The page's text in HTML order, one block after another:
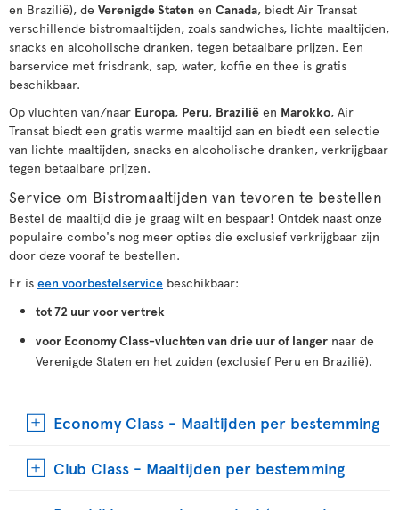
en Brazilië), de Verenigde Staten en Canada, biedt Air Transat
verschillende bistromaaltijden, zoals sandwiches, lichte maaltijden,
snacks en alcoholische dranken, tegen betaalbare prijzen. Een
barservice met frisdrank, sap, water, koffie en thee is gratis
beschikbaar.
Op vluchten van/naar Europa, Peru, Brazilië en Marokko, Air
Transat biedt een gratis warme maaltijd aan en biedt een selectie
van lichte maaltijden, snacks en alcoholische dranken, verkrijgbaar
tegen betaalbare prijzen.
Service om Bistromaaltijden van tevoren te bestellen
Bestel de maaltijd die je graag wilt en bespaar! Ontdek naast onze
populaire combo's nog meer opties die exclusief verkrijgbaar zijn
door deze vooraf te bestellen.
Er is een voorbestelservice beschikbaar:
tot 72 uur voor vertrek
voor Economy Class-vluchten van drie uur of langer naar de
Verenigde Staten en het zuiden (exclusief Peru en Brazilië).
Economy Class - Maaltijden per bestemming
Club Class - Maaltijden per bestemming